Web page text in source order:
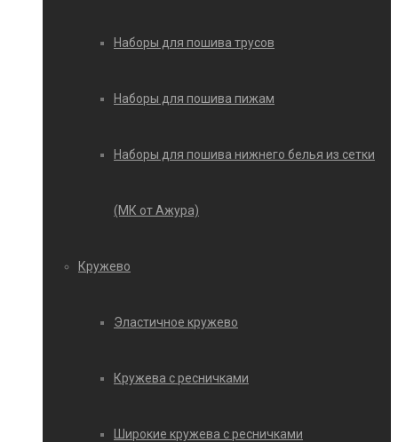
Наборы для пошива трусов
Наборы для пошива пижам
Наборы для пошива нижнего белья из сетки
(МК от Ажура)
Кружево
Эластичное кружево
Кружева с ресничками
Широкие кружева с ресничками